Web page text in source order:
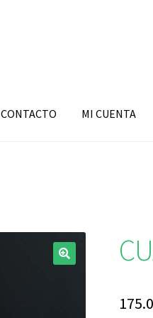
CONTACTO MI CUENTA